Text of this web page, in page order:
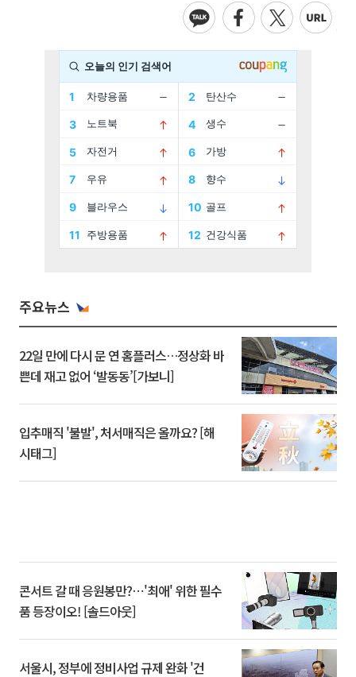
주요뉴스
22일 만에 다시 문 연 홈플러스…정상화 바
쁜데 재고 없어 ‘발동동’[가보니]
입추매직 '불발', 처서매직은 올까요? [해
시태그]
콘서트 갈 때 응원봉만?⋯'최애' 위한 필수
품 등장이오! [솔드아웃]
서울시, 정부에 정비사업 규제 완화 '건